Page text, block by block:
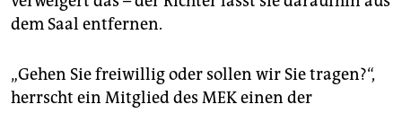
dem Saal entfernen.
„Gehen Sie freiwillig oder sollen wir Sie tragen?“,
herrscht ein Mitglied des MEK einen der